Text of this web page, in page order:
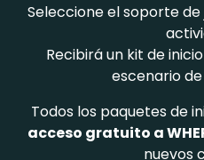
Seleccione el soporte
Recibirá un kit de
escenario
Todos los paquetes de
acceso gratuito a
nuevos